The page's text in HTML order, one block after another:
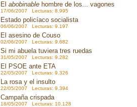
El abobinable hombre de los... vagones
17/06/2007 Lecturas: 8.995
Estado policíaco socialista
06/06/2007 Lecturas: 9.197
El asesino de Couso
02/06/2007 Lecturas: 9.682
Si mi abuela tuviera tres ruedas
31/05/2007 Lecturas: 9.282
El PSOE ante ETA
22/05/2007 Lecturas: 9.326
La rosa y el insulto
22/05/2007 Lecturas: 9.394
Campaña crispada
18/05/2007 Lecturas: 10.128